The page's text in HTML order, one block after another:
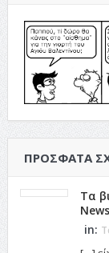
ΠΡΌΣΦΑΤΑ
Τα
in: